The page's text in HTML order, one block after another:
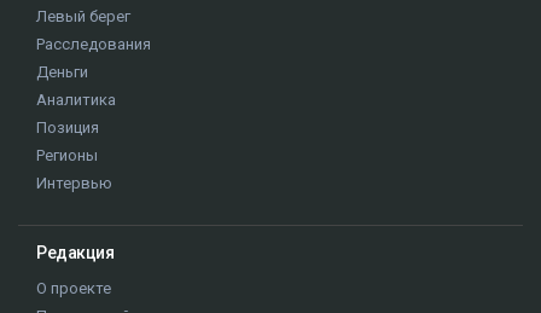
Левый берег
Расследования
Деньги
Аналитика
Позиция
Регионы
Интервью
Редакция
О проекте